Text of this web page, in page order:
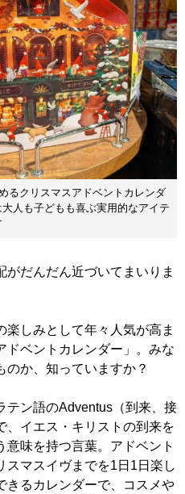
るクリスマスアドベントカレンダ
人も子どもも喜ぶ実用的なアイテ
だんだん近づいてまいりま
しみとして年々人気が高ま
ドベントカレンダー」。みな
のか、知っていますか？
ン語のAdventus（到来、接
、イエス・キリストの到来を
意味を持つ言葉。アドベント
スマスイヴまでを1日1日楽し
きるカレンダーで、コスメや